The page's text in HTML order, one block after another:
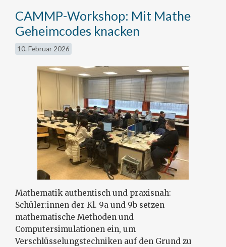
CAMMP-Workshop: Mit Mathe
Geheimcodes knacken
10. Februar 2026
Mathematik authentisch und praxisnah:
Schüler:innen der Kl. 9a und 9b setzen
mathematische Methoden und
Computersimulationen ein, um
Verschlüsselungstechniken auf den Grund zu